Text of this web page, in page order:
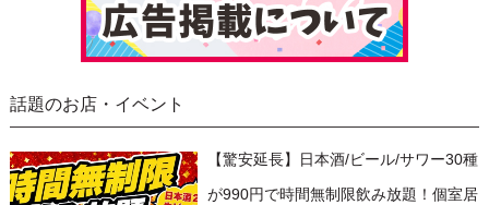
話題のお店・イベント
【驚安延長】日本酒/ビール/サワー30種
が990円で時間無制限飲み放題！個室居